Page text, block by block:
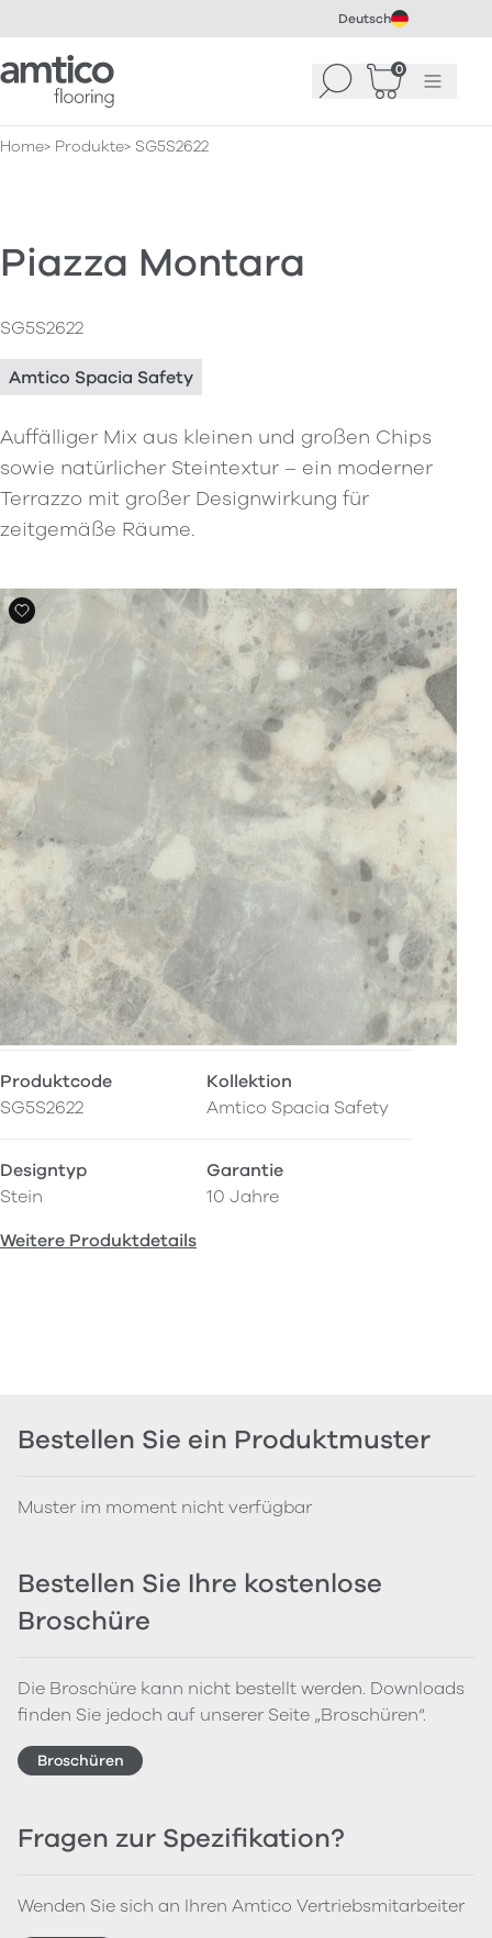
Deutsch
Amtico Flooring Suchen 0
WarenkorbMenü
Home Produkte SG5S2622
Piazza Montara
SG5S2622
Amtico Spacia Safety
Auffälliger Mix aus kleinen und großen Chips
sowie natürlicher Steintextur – ein moderner
Terrazzo mit großer Designwirkung für
zeitgemäße Räume.
Produktcode
SG5S2622
Kollektion
Amtico Spacia Safety
Designtyp
Stein
Garantie
10 Jahre
Weitere Produktdetails
Bestellen Sie ein Produktmuster
Muster im moment nicht verfügbar
Bestellen Sie Ihre kostenlose
Broschüre
Die Broschüre kann nicht bestellt werden. Downloads
finden Sie jedoch auf unserer Seite „Broschüren“.
Broschüren
Fragen zur Spezifikation?
Wenden Sie sich an Ihren Amtico Vertriebsmitarbeiter